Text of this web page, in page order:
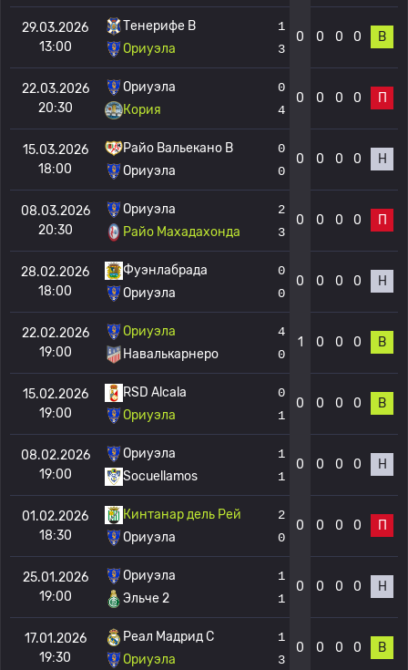
29.03.2026
13:00
Тенерифе B
Ориуэла
1
3
0 0 0 0 В
22.03.2026
20:30
Ориуэла
Кория
0
4
0 0 0 0 П
15.03.2026
18:00
Райо Вальекано B
Ориуэла
0
0
0 0 0 0 Н
08.03.2026
20:30
Ориуэла
Райо Махадахонда
2
3
0 0 0 0 П
28.02.2026
18:00
Фуэнлабрада
Ориуэла
0
0
0 0 0 0 Н
22.02.2026
19:00
Ориуэла
Навалькарнеро
4
0
1 0 0 0 В
15.02.2026
19:00
RSD Alcala
Ориуэла
0
1
0 0 0 0 В
08.02.2026
19:00
Ориуэла
Socuellamos
1
1
0 0 0 0 Н
01.02.2026
18:30
Кинтанар дель Рей
Ориуэла
2
0
0 0 0 0 П
25.01.2026
19:00
Ориуэла
Эльче 2
1
1
0 0 0 0 Н
17.01.2026
19:30
Реал Мадрид C
Ориуэла
1
3
0 0 0 0 В